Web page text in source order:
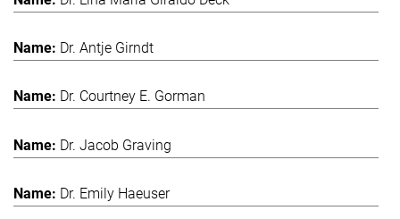
Dr. Antje Girndt
Dr. Courtney E. Gorman
Dr. Jacob Graving
Dr. Emily Haeuser